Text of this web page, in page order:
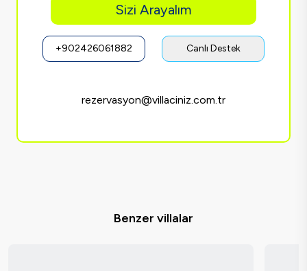
Sizi Arayalım
+902426061882 Canlı Destek
rezervasyon@villaciniz.com.tr
Benzer villalar